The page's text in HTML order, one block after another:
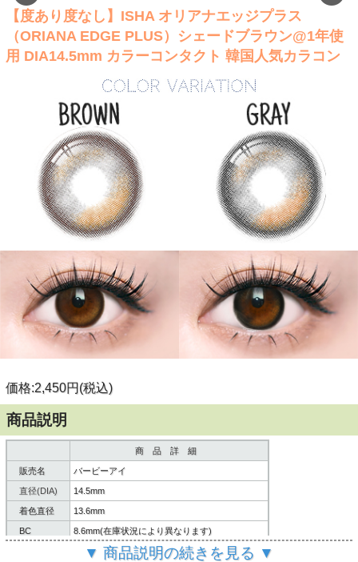
【度あり度なし】ISHA オリアナエッジプラス
（ORIANA EDGE PLUS）シェードブラウン@1年使
用 DIA14.5mm カラーコンタクト 韓国人気カラコン
価格:2,450円(税込)
商品説明
商 品 詳 細
販売名 バービーアイ
直径(DIA) 14.5mm
着色直径 13.6mm
BC 8.6mm(在庫状況により異なります)
40%▼ 商品説明の続きを見る ▼